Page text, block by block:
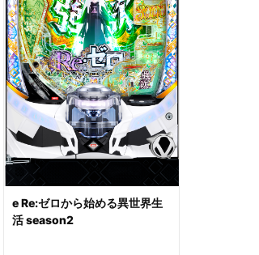
e Re:ゼロから始める異世界生
活 season2